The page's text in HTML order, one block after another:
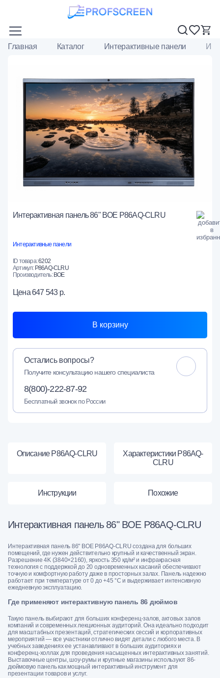
Главная Каталог Интерактивные панели
Интерактивная панель 86" BOE P86AQ-CLRU
Интерактивные панели
ID товара:6202
Артикул: P86AQ-CLRU
Производитель: BOE
Цена647 543 р.
В корзину
Остались вопросы?
Получите консультацию нашего специалиста
8(800)-222-87-92
Бесплатный звонок по России
Описание P86AQ-CLRU
Характеристики P86AQ-
CLRU
Инструкции Похожие
Интерактивная панель 86" BOE P86AQ-CLRU
Интерактивная панель 86" BOE P86AQ-CLRU создана для больших
помещений, где нужен действительно крупный и качественный экран.
Разрешение 4K (3840×2160), яркость 350 кд/м² и инфракрасная
технология с поддержкой до 20 одновременных касаний обеспечивают
точную и комфортную работу даже в просторных залах. Панель надежно
работает при температуре от 0 до +45 °C и выдерживает интенсивную
ежедневную эксплуатацию.
Где применяют интерактивную панель 86 дюймов
Такую панель выбирают для больших конференц-залов, актовых залов
компаний и современных лекционных аудиторий. Она идеально подходит
для масштабных презентаций, стратегических сессий и корпоративных
мероприятий — все участники отлично видят детали с любого места. В
учебных заведениях ее устанавливают в больших аудиториях и
конференц-холлах для проведения насыщенных интерактивных занятий.
Выставочные центры, шоу-румы и крупные магазины используют 86-
дюймовую панель как мощный интерактивный инструмент для
презентации товаров и услуг.